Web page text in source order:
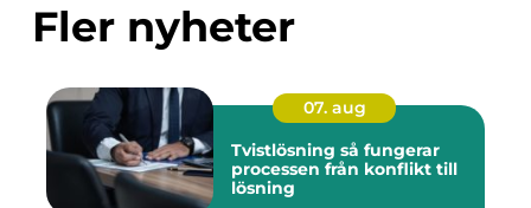
Fler nyheter
07. aug
Tvistlösning så fungerar
processen från konflikt till
lösning